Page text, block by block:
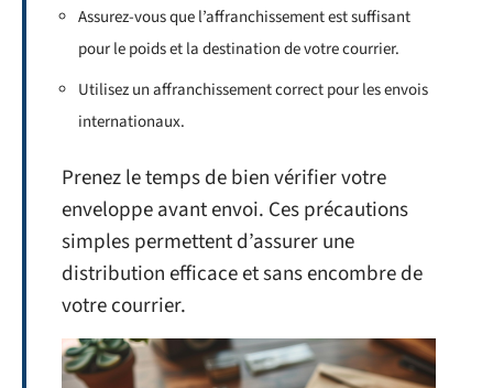
Assurez-vous que l’affranchissement est suffisant
pour le poids et la destination de votre courrier.
Utilisez un affranchissement correct pour les envois
internationaux.
Prenez le temps de bien vérifier votre
enveloppe avant envoi. Ces précautions
simples permettent d’assurer une
distribution efficace et sans encombre de
votre courrier.